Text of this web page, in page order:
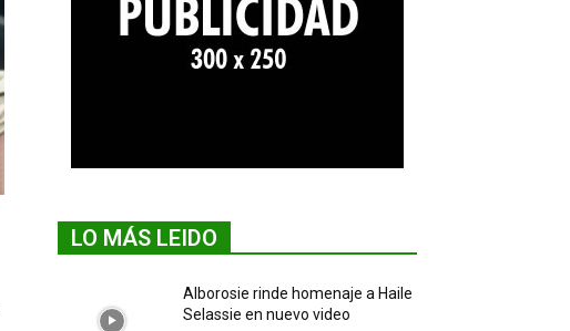
LO MÁS LEIDO
Alborosie rinde homenaje a Haile
Selassie en nuevo video